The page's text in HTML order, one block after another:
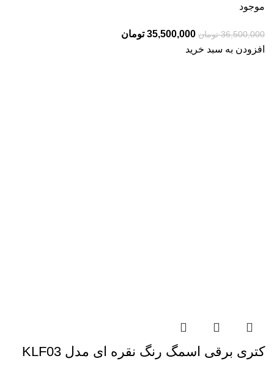
موجود
36,500,000 تومان قیمت
اصلی:
35,500,000 تومان
افزودن به سبد خرید
کتری برقی اسمگ رنگ نقره ای مدل KLF03